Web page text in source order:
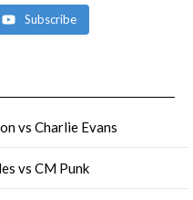
Subscribe
vs Charlie Evans
vs CM Punk